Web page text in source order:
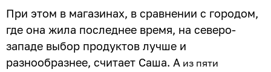
При этом в магазинах, в сравнении с городом,
где она жила последнее время, на северо-
западе выбор продуктов лучше и
разнообразнее, считает Саша. А из пяти